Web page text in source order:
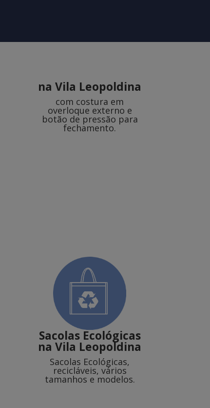
na Vila Leopoldina
com costura em
overloque externo e
botão de pressão para
fechamento.
Sacolas Ecológicas
na Vila Leopoldina
Sacolas Ecológicas,
recicláveis, vários
tamanhos e modelos.